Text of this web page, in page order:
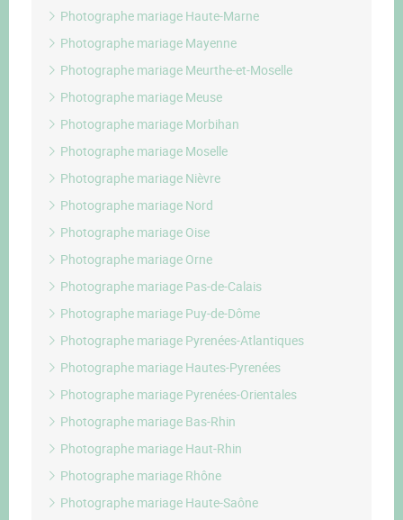
Photographe mariage Haute-Marne
Photographe mariage Mayenne
Photographe mariage Meurthe-et-Moselle
Photographe mariage Meuse
Photographe mariage Morbihan
Photographe mariage Moselle
Photographe mariage Nièvre
Photographe mariage Nord
Photographe mariage Oise
Photographe mariage Orne
Photographe mariage Pas-de-Calais
Photographe mariage Puy-de-Dôme
Photographe mariage Pyrenées-Atlantiques
Photographe mariage Hautes-Pyrenées
Photographe mariage Pyrenées-Orientales
Photographe mariage Bas-Rhin
Photographe mariage Haut-Rhin
Photographe mariage Rhône
Photographe mariage Haute-Saône